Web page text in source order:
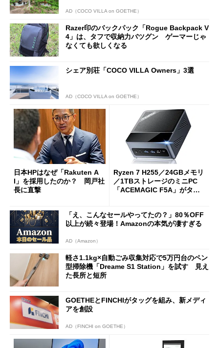
AD（COCO VILLA on GOETHE）
Razer印のバックパック「Rogue Backpack V
4」は、タフで収納力バツグン ゲーマーじゃ
なくても欲しくなる
シェア別荘「COCO VILLA Owners」3選
AD（COCO VILLA on GOETHE）
日本HPはなぜ「Rakuten A
I」を採用したのか？ 岡戸社
長に直撃
Ryzen 7 H255／24GBメモリ
／1TBストレージのミニPC
「ACEMAGIC F5A」がタイ
「え、こんなセールやってたの？」80％OFF
以上が続々登場！Amazonの本気が凄すぎる
AD（Amazon）
軽さ1.1kg×自動ごみ収集対応で5万円台のペン
型掃除機「Dreame S1 Station」を試す 見え
た長所と短所
GOETHEとFINCHIがタッグを組み、新メディ
アを創設
AD（FINCHI on GOETHE）